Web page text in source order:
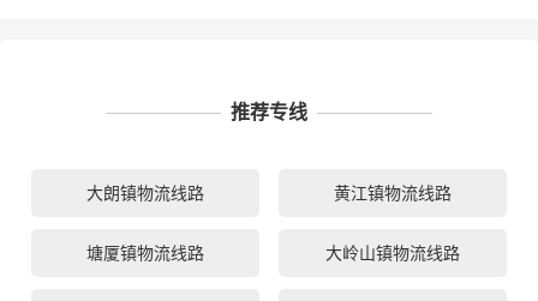
推荐专线
大朗镇物流线路 黄江镇物流线路
塘厦镇物流线路 大岭山镇物流线路